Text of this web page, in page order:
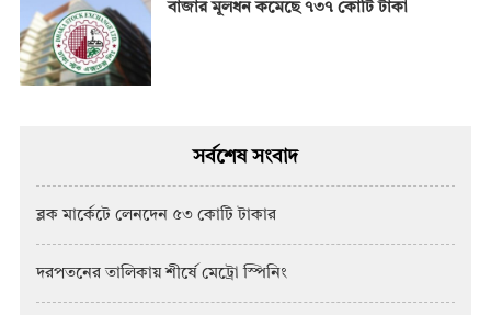
বাজার মূলধন কমেছে ৭৩৭ কোটি টাকা
সর্বশেষ সংবাদ
ব্লক মার্কেটে লেনদেন ৫৩ কোটি টাকার
দরপতনের তালিকায় শীর্ষে মেট্রো স্পিনিং